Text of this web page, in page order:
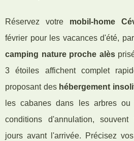
Réservez votre mobil-home
février pour les vacances d'été,
camping nature proche alès
3 étoiles affichent complet
proposant des hébergement
les cabanes dans les arbres ou
conditions d'annulation,
jours avant l'arrivée. Précisez